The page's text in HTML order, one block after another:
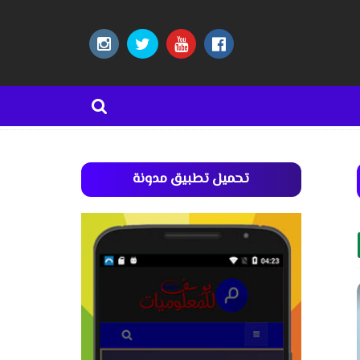
تحميل تطبيق مدونة